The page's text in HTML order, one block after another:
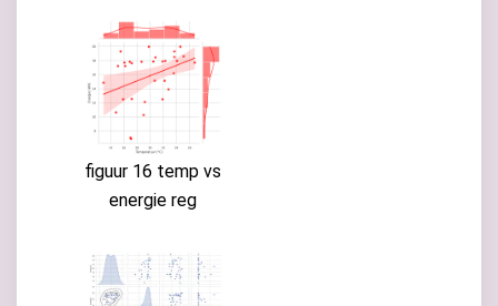
figuur 16 temp vs
energie reg